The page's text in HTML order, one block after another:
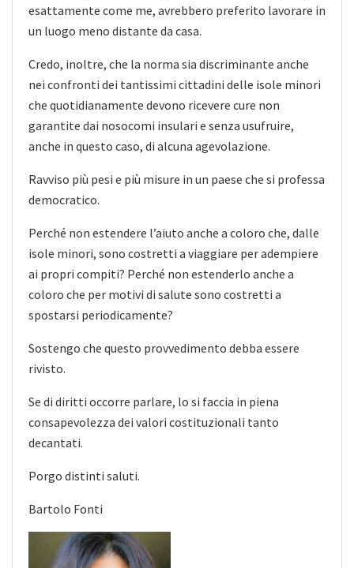
esattamente come me, avrebbero preferito lavorare in
un luogo meno distante da casa.
Credo, inoltre, che la norma sia discriminante anche
nei confronti dei tantissimi cittadini delle isole minori
che quotidianamente devono ricevere cure non
garantite dai nosocomi insulari e senza usufruire,
anche in questo caso, di alcuna agevolazione.
Ravviso più pesi e più misure in un paese che si professa
democratico.
Perché non estendere l’aiuto anche a coloro che, dalle
isole minori, sono costretti a viaggiare per adempiere
ai propri compiti? Perché non estenderlo anche a
coloro che per motivi di salute sono costretti a
spostarsi periodicamente?
Sostengo che questo provvedimento debba essere
rivisto.
Se di diritti occorre parlare, lo si faccia in piena
consapevolezza dei valori costituzionali tanto
decantati.
Porgo distinti saluti.
Bartolo Fonti